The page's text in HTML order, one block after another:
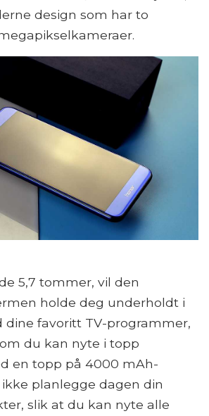
design som har to
5,7 tommer, vil den
holde deg underholdt i
dine favoritt TV-programmer,
du kan nyte i topp
en topp på 4000 mAh-
planlegge dagen din
slik at du kan nyte alle